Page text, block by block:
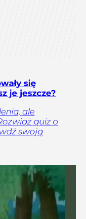
się
je jeszcze?
ale
quiz o
swoją